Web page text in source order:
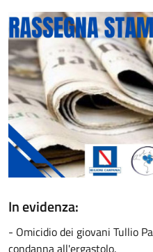
In evidenza:
- Omicidio dei giovani Tullio
condanna all'ergastolo.